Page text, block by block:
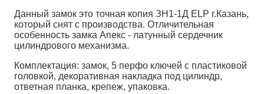
Данный замок это точная копия ЗН1-1Д ELP г.Казань,
который снят с производства. Отличительная
особенность замка Апекс - латунный сердечник
цилиндрового механизма.
Комплектация: замок, 5 перфо ключей с пластиковой
головкой, декоративная накладка под цилиндр,
ответная планка, крепеж, упаковка.